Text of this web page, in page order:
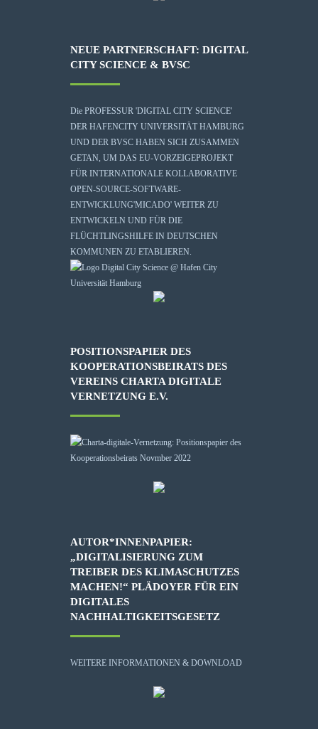
NEUE PARTNERSCHAFT: DIGITAL
CITY SCIENCE & BVSC
Die PROFESSUR 'DIGITAL CITY SCIENCE'
DER HAFENCITY UNIVERSITÄT HAMBURG
UND DER BVSC HABEN SICH ZUSAMMEN
GETAN, UM DAS EU-VORZEIGEPROJEKT
FÜR INTERNATIONALE KOLLABORATIVE
OPEN-SOURCE-SOFTWARE-
ENTWICKLUNG'MICADO' WEITER ZU
ENTWICKELN UND FÜR DIE
FLÜCHTLINGSHILFE IN DEUTSCHEN
KOMMUNEN ZU ETABLIEREN.
POSITIONSPAPIER DES
KOOPERATIONSBEIRATS DES
VEREINS CHARTA DIGITALE
VERNETZUNG E.V.
AUTOR*INNENPAPIER:
„DIGITALISIERUNG ZUM
TREIBER DES KLIMASCHUTZES
MACHEN!“ PLÄDOYER FÜR EIN
DIGITALES
NACHHALTIGKEITSGESETZ
WEITERE INFORMATIONEN & DOWNLOAD